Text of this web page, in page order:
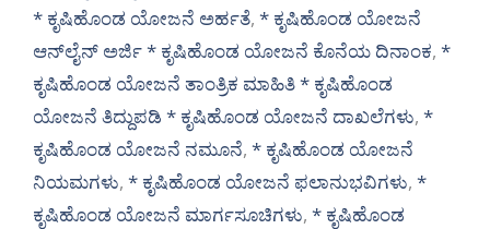
* ಕೃಷಿಹೊಂಡ ಯೋಜನೆ ಅರ್ಹತೆ, * ಕೃಷಿಹೊಂಡ ಯೋಜನೆ
ಆನ್‌ಲೈನ್ ಅರ್ಜಿ * ಕೃಷಿಹೊಂಡ ಯೋಜನೆ ಕೊನೆಯ ದಿನಾಂಕ, *
ಕೃಷಿಹೊಂಡ ಯೋಜನೆ ತಾಂತ್ರಿಕ ಮಾಹಿತಿ * ಕೃಷಿಹೊಂಡ
ಯೋಜನೆ ತಿದ್ದುಪಡಿ * ಕೃಷಿಹೊಂಡ ಯೋಜನೆ ದಾಖಲೆಗಳು, *
ಕೃಷಿಹೊಂಡ ಯೋಜನೆ ನಮೂನೆ, * ಕೃಷಿಹೊಂಡ ಯೋಜನೆ
ನಿಯಮಗಳು, * ಕೃಷಿಹೊಂಡ ಯೋಜನೆ ಫಲಾನುಭವಿಗಳು, *
ಕೃಷಿಹೊಂಡ ಯೋಜನೆ ಮಾರ್ಗಸೂಚಿಗಳು, * ಕೃಷಿಹೊಂಡ